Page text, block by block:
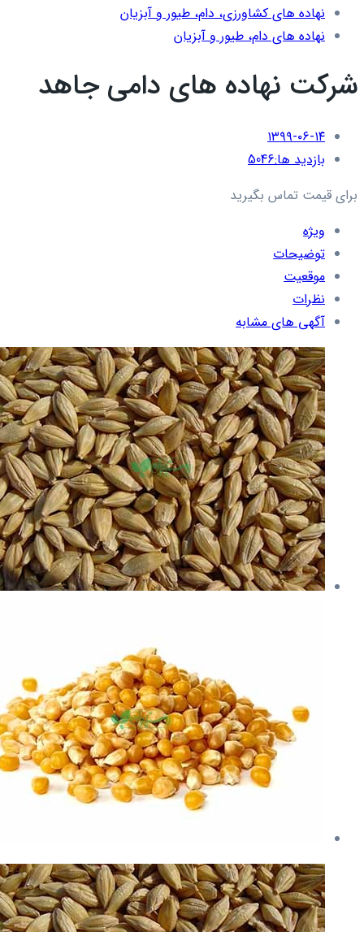
نهاده های کشاورزی، دام، طيور و آبزيان
نهاده های دام، طیور و آبزیان
شرکت نهاده های دامی جاهد
۱۳۹۹-۰۶-۱۴
بازدید ها:5046
برای قیمت تماس بگیرید
ویژه
توضیحات
موقعیت
نظرات
آگهی های مشابه